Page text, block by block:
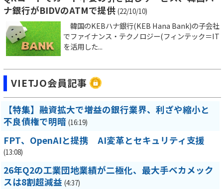
ナ銀行がBIDVのATMで提供 (22/10/10)
韓国のKEBハナ銀行(KEB Hana Bank)の子会社
でファイナンス・テクノロジー(フィンテック＝IT
を活用した...
VIETJO会員記事
【特集】融資拡大で増益の銀行業界、利ざや縮小と
不良債権で明暗 (16:19)
FPT、OpenAIと提携 AI変革とセキュリティ支援
(13:08)
26年Q2の工業団地業績が二極化、最大手ベカメック
スは8割超減益 (4:37)